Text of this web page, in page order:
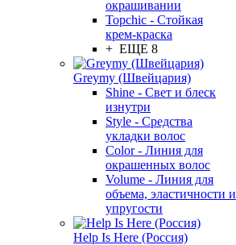
окрашивании
Topchic - Стойкая
крем-краска
+ ЕЩЕ 8
Greymy (Швейцария)
Shine - Свет и блеск
изнутри
Style - Средства
укладки волос
Color - Линия для
окрашенных волос
Volume - Линия для
объема, эластичности и
упругости
Help Is Here (Россия)